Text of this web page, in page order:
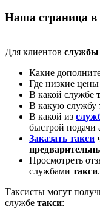
Наша страница в
Для клиентов службы
Какие
Где низкие
В какой службе
В какую службу
В какой из
быстрой подачи
Заказать такси
Просмотреть
службами такси.
Таксисты могут
службе такси: